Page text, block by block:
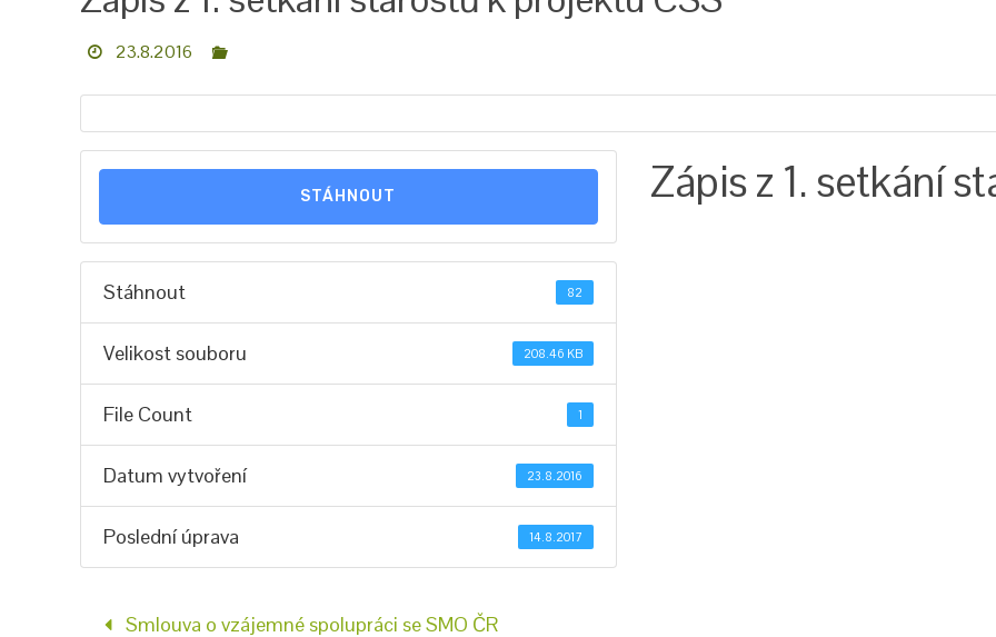
23.8.2016
STÁHNOUT
Stáhnout 82
Velikost souboru 208.46 KB
File Count 1
Datum vytvoření 23.8.2016
Poslední úprava 14.8.2017
Zápis z 1. setkání
Smlouva o vzájemné spolupráci se SMO ČR